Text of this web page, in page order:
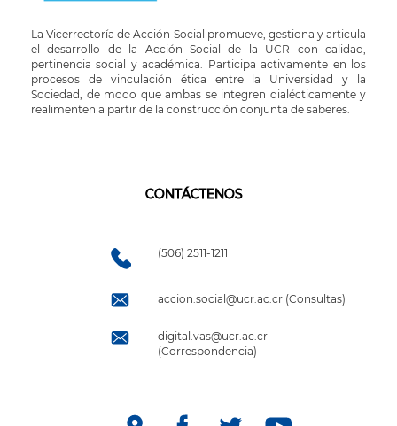
La Vicerrectoría de Acción Social promueve, gestiona y articula
el desarrollo de la Acción Social de la UCR con calidad,
pertinencia social y académica. Participa activamente en los
procesos de vinculación ética entre la Universidad y la
Sociedad, de modo que ambas se integren dialécticamente y
realimenten a partir de la construcción conjunta de saberes.
CONTÁCTENOS
(506) 2511-1211
accion.social@ucr.ac.cr (Consultas)
digital.vas@ucr.ac.cr
(Correspondencia)